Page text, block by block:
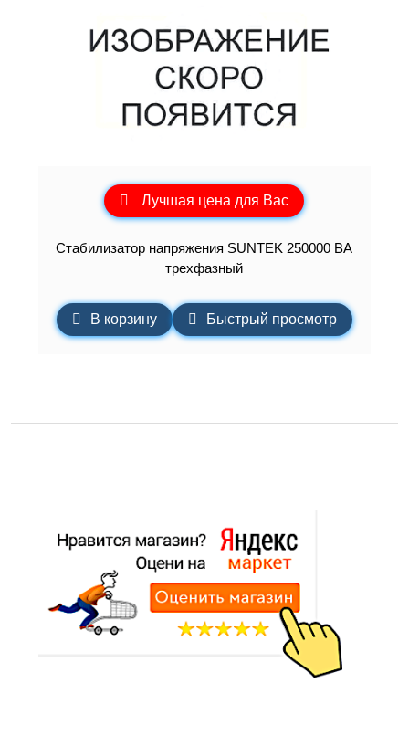
Лучшая цена для Вас
Стабилизатор напряжения SUNTEK 250000 ВА
трехфазный
В корзину Быстрый просмотр